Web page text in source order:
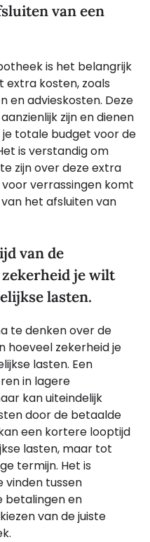
van een
is het belangrijk
extra kosten, zoals
en advieskosten. Deze
zijn en dienen
totale budget voor de
is verstandig om
zijn over deze extra
verrassingen komt
het afsluiten van
van de
je wilt
lasten.
te denken over de
hoeveel zekerheid je
lasten. Een
in lagere
kan uiteindelijk
door de betaalde
een kortere looptijd
lasten, maar tot
termijn. Het is
vinden tussen
betalingen en
van de juiste